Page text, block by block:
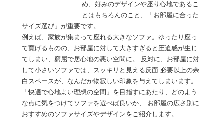
め、好みのデザインや座り心地であるこ
とはもちろんのこと、「お部屋に合った
サイズ選び」が重要です。
例えば、家族が集まって座れる大きなソファ。ゆったり座っ
て寛げるものの、お部屋に対して大きすぎると圧迫感が生じ
てしまい、窮屈で居心地の悪い空間に。 反対に、お部屋に対
して小さいソファでは、スッキリと見える反面 必要以上の余
白スペースが、なんだか物寂しい印象を与えてしまいます。
「快適で心地よい理想の空間」を目指すにあたり、どのよう
な点に気をつけてソファを選べば良いか、 お部屋の広さ別に
おすすめのソファサイズやデザインをご紹介します。……